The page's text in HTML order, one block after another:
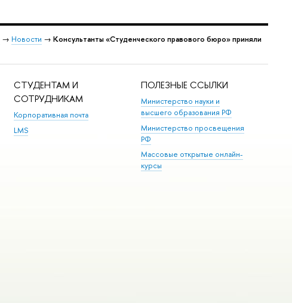
→ Новости → Консультанты «Студенческого правового бюро» приняли
СТУДЕНТАМ И
СОТРУДНИКАМ
Корпоративная почта
LMS
ПОЛЕЗНЫЕ ССЫЛКИ
Министерство науки и
высшего образования РФ
Министерство просвещения
РФ
Массовые открытые онлайн-
курсы